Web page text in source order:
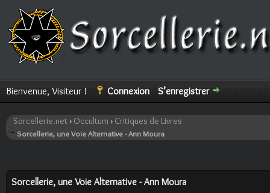
Bienvenue, Visiteur ! Connexion S’enregistrer
Sorcellerie.net › Occultum › Critiques de Livres
Sorcellerie, une Voie Alternative - Ann Moura
Sorcellerie, une Voie Alternative - Ann Moura